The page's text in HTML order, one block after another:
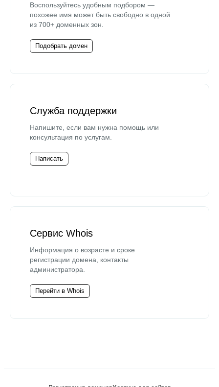
Воспользуйтесь удобным подбором —
похожее имя может быть свободно в одной
из 700+ доменных зон.
Подобрать домен
Служба поддержки
Напишите, если вам нужна помощь или
консультация по услугам.
Написать
Сервис Whois
Информация о возрасте и сроке
регистрации домена, контакты
администратора.
Перейти в Whois